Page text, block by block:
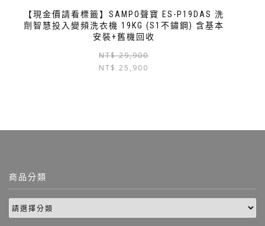
【現金價請看標籤】SAMPO聲寶 ES-P19DAS 洗
劑智慧投入變頻洗衣機 19KG (S1不鏽鋼) 含基本
安裝+舊機回收
NT$29,900
NT$ 25,900
商品分類